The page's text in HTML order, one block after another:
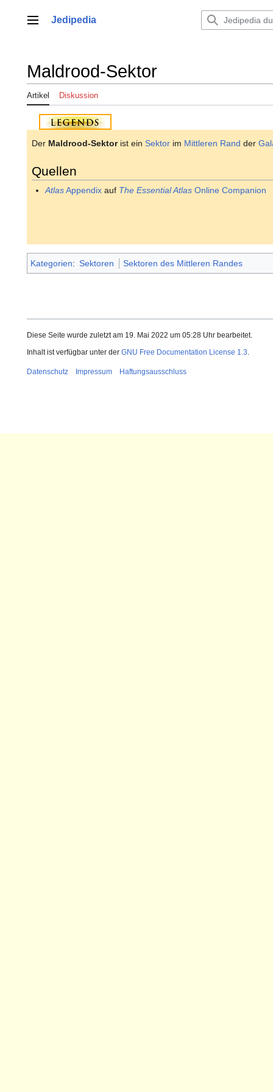
springenHauptmenü
Jedipedia
Maldrood-Sektor
Artikel Diskussion
Der Maldrood-Sektorist ein Sektor im Mittleren Rand der
Quellen
AtlasAppendix auf The Essential Atlas Online Companion
Kategorien: Sektoren Sektoren des Mittleren Randes
Diese Seite wurde zuletzt am 19. Mai 2022 um 05:28 Uhr bearbeitet.
Inhalt ist verfügbar unter der GNU Free Documentation License 1.3
Datenschutz Impressum Haftungsausschluss